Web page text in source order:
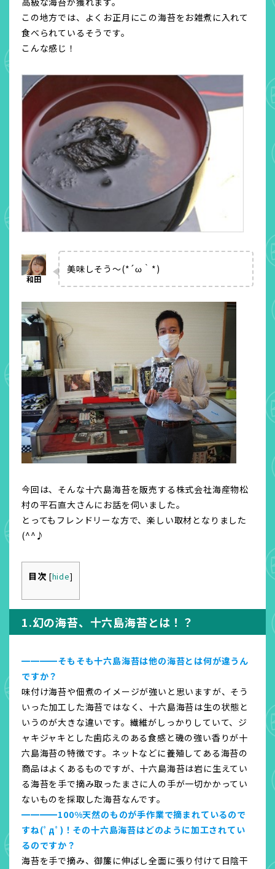
この地方では、よくお正月にこの海苔をお雑煮に入れて
食べられているそうです。
こんな感じ！
美味しそう～(*´ω｀*)
今回は、そんな十六島海苔を販売する株式会社海産物松
村の平石直大さんにお話を伺いました。
とってもフレンドリーな方で、楽しい取材となりました
(^^♪
目次 [hide]
1.幻の海苔、十六島海苔とは！？
━━━━そもそも十六島海苔は他の海苔とは何が違うん
ですか？
味付け海苔や佃煮のイメージが強いと思いますが、そう
いった加工した海苔ではなく、十六島海苔は生の状態と
いうのが大きな違いです。繊維がしっかりしていて、ジ
ャキジャキとした歯応えのある食感と磯の強い香りが十
六島海苔の特徴です。ネットなどに養殖してある海苔の
商品はよくあるものですが、十六島海苔は岩に生えてい
る海苔を手で摘み取ったまさに人の手が一切かかってい
ないものを採取した海苔なんです。
━━━━100%天然のものが手作業で摘まれているので
すね(ﾟдﾟ)！その十六島海苔はどのように加工されてい
るのですか？
海苔を手で摘み、御簾に伸ばし全面に張り付けて日陰干